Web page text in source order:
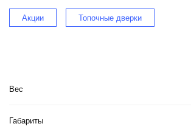
Акции Топочные дверки
Вес
Габариты